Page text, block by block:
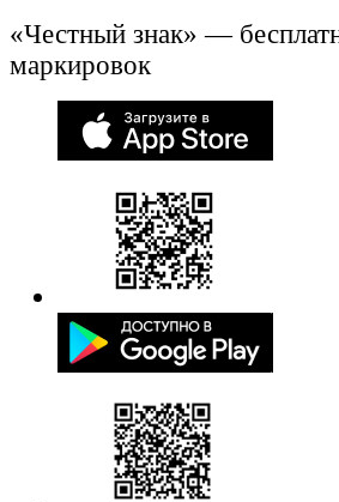
«Честный знак» —
маркировок